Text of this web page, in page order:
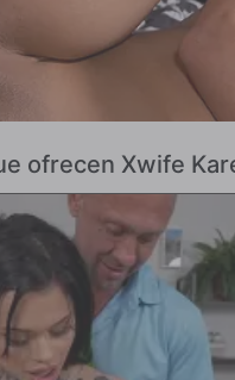
ofrecen Xwife